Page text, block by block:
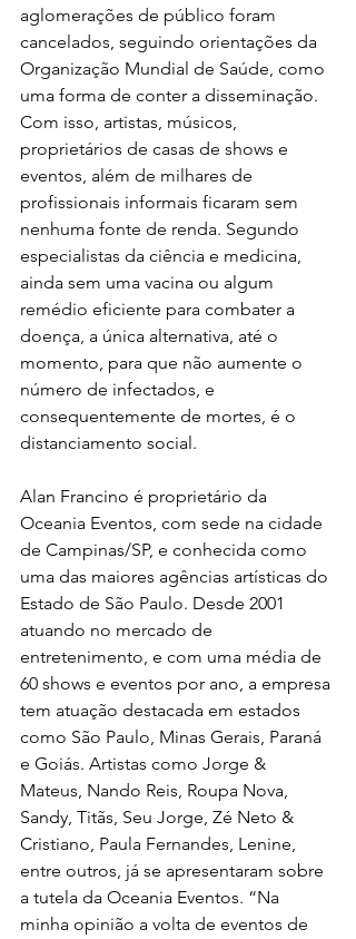
aglomerações de público foram
cancelados, seguindo orientações da
Organização Mundial de Saúde, como
uma forma de conter a disseminação.
Com isso, artistas, músicos,
proprietários de casas de shows e
eventos, além de milhares de
profissionais informais ficaram sem
nenhuma fonte de renda. Segundo
especialistas da ciência e medicina,
ainda sem uma vacina ou algum
remédio eficiente para combater a
doença, a única alternativa, até o
momento, para que não aumente o
número de infectados, e
consequentemente de mortes, é o
distanciamento social.
Alan Francino é proprietário da
Oceania Eventos, com sede na cidade
de Campinas/SP, e conhecida como
uma das maiores agências artísticas do
Estado de São Paulo. Desde 2001
atuando no mercado de
entretenimento, e com uma média de
60 shows e eventos por ano, a empresa
tem atuação destacada em estados
como São Paulo, Minas Gerais, Paraná
e Goiás. Artistas como Jorge &
Mateus, Nando Reis, Roupa Nova,
Sandy, Titãs, Seu Jorge, Zé Neto &
Cristiano, Paula Fernandes, Lenine,
entre outros, já se apresentaram sobre
a tutela da Oceania Eventos. “Na
minha opinião a volta de eventos de